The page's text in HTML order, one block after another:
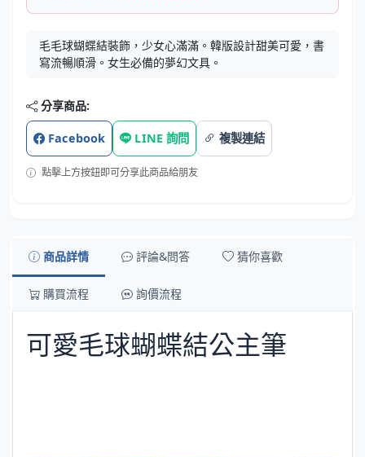
毛毛球蝴蝶結裝飾，少女心滿滿。韓版設計甜美可愛，書
寫流暢順滑。女生必備的夢幻文具。
分享商品:
Facebook LINE 詢問 複製連結
點擊上方按鈕即可分享此商品給朋友
商品詳情 評論&問答 猜你喜歡
購買流程 詢價流程
可愛毛球蝴蝶結公主筆